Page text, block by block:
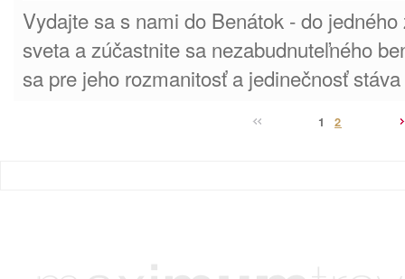
Vydajte sa s nami do Benátok - do
sveta a zúčastnite sa nezabudnuteľného
sa pre jeho rozmanitosť a jedinečnosť
1 2